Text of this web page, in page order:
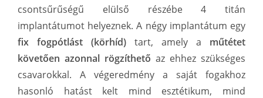
csontsűrűségű elülső részébe 4 titán
implantátumot helyeznek. A négy implantátum egy
fix fogpótlást (körhíd) tart, amely a műtétet
követően azonnal rögzíthető az ehhez szükséges
csavarokkal. A végeredmény a saját fogakhoz
hasonló hatást kelt mind esztétikum, mind